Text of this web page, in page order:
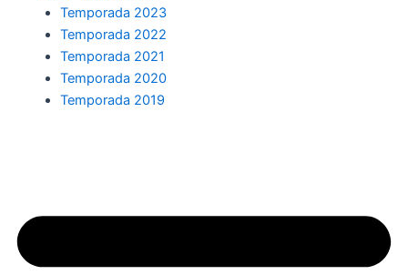
Temporada 2023
Temporada 2022
Temporada 2021
Temporada 2020
Temporada 2019